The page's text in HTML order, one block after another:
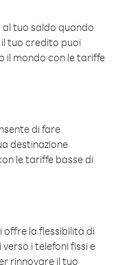
tuo saldo quando
tuo credito puoi
il mondo con le tariffe
di fare
destinazione
le tariffe basse di
offre la flessibilità di
i telefoni fissi e
rinnovare il tuo